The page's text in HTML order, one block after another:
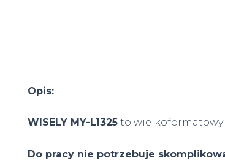
Opis:
WISELY MY-L1325to wielkoformatowy
Do pracy nie potrzebuje